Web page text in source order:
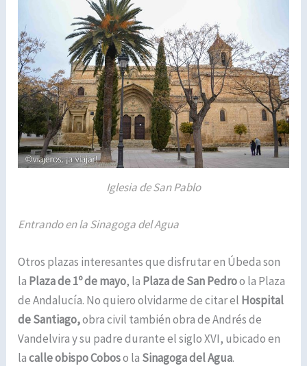
Iglesia de San Pablo
Entrando en la Sinagoga del Agua
Otros plazas interesantes que disfrutar en Úbeda son
la Plaza de 1º de mayo, la Plaza de San Pedroo la Plaza
de Andalucía. No quiero olvidarme de citar el Hospital
de Santiago,obra civil también obra de Andrés de
Vandelvira y su padre durante el siglo XVI, ubicado en
lacalle obispo Coboso la Sinagoga del Agua.